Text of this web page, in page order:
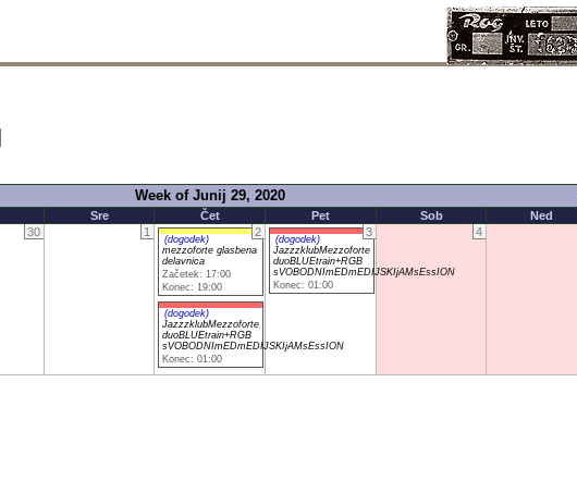
Week of Junij 29, 2020
Sre Čet Pet Sob
Ned
30 1 2
(dogodek)
mezzoforte glasbena
delavnica
Začetek: 17:00
Konec: 19:00
(dogodek)
JazzzklubMezzoforte
duoBLUEtrain+RGB
sVOBODNImEDmEDIJSKIjAMsEssION
Konec: 01:00
3
(dogodek)
JazzzklubMezzoforte
duoBLUEtrain+RGB
sVOBODNImEDmEDIJSKIjAMsEssION
Konec: 01:00
4